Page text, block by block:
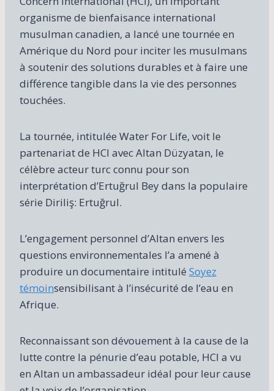
organisme de bienfaisance international
musulman canadien, a lancé une tournée en
Amérique du Nord pour inciter les musulmans
à soutenir des solutions durables et à faire une
différence tangible dans la vie des personnes
touchées.
La tournée, intitulée Water For Life, voit le
partenariat de HCI avec Altan Düzyatan, le
célèbre acteur turc connu pour son
interprétation d’Ertuğrul Bey dans la populaire
série Diriliş: Ertuğrul.
L’engagement personnel d’Altan envers les
questions environnementales l’a amené à
produire un documentaire intitulé Soyez
témoinsensibilisant à l’insécurité de l’eau en
Afrique.
Reconnaissant son dévouement à la cause de la
lutte contre la pénurie d’eau potable, HCI a vu
en Altan un ambassadeur idéal pour leur cause